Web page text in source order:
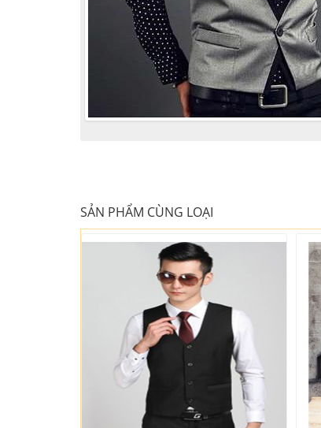
SẢN PHẨM CÙNG LOẠI